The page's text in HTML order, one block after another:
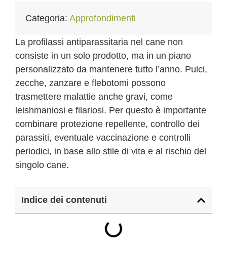
Categoria: Approfondimenti
La profilassi antiparassitaria nel cane non
consiste in un solo prodotto, ma in un piano
personalizzato da mantenere tutto l’anno. Pulci,
zecche, zanzare e flebotomi possono
trasmettere malattie anche gravi, come
leishmaniosi e filariosi. Per questo è importante
combinare protezione repellente, controllo dei
parassiti, eventuale vaccinazione e controlli
periodici, in base allo stile di vita e al rischio del
singolo cane.
Indice dei contenuti